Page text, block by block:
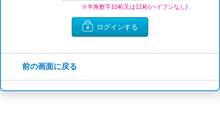
※半角数字10桁又は11桁(ハイフンなし)
ログインする
前の画面に戻る